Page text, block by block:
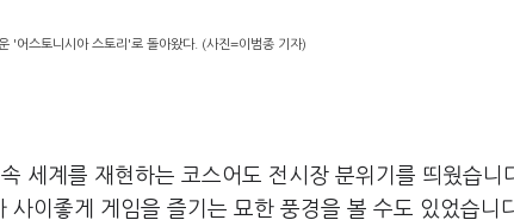
'어스토니시아 스토리'로 돌아왔다. (사진=이범종 기자)
세계를 재현하는 코스어도 전시장 분위기를 띄웠습니
이좋게 게임을 즐기는 묘한 풍경을 볼 수도 있었습니